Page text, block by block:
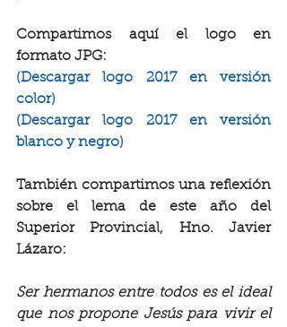
Compartimos aquí el logo en
formato JPG:
(Descargar logo 2017 en versión
color)
(Descargar logo 2017 en versión
blanco y negro)
También compartimos una reflexión
sobre el lema de este año del
Superior Provincial, Hno. Javier
Lázaro:
Ser hermanos entre todos es el ideal
que nos propone Jesús para vivir el